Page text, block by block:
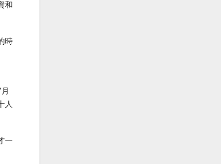
和
時
人
一